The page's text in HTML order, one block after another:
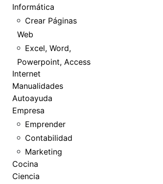
Informática
Crear Páginas
Web
Excel, Word,
Powerpoint, Access
Internet
Manualidades
Autoayuda
Empresa
Emprender
Contabilidad
Marketing
Cocina
Ciencia